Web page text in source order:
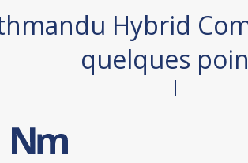
Hybrid
quelques